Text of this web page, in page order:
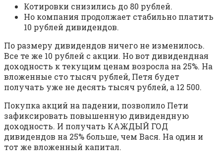
Котировки снизились до 80 рублей.
Но компания продолжает стабильно платить
10 рублей дивидендов.
По размеру дивидендов ничего не изменилось.
Все те же 10 рублей с акции. Но вот дивидендная
доходность к текущим ценам возросла на 25%. На
вложенные сто тысяч рублей, Петя будет
получать уже не десять тысяч рублей, а 12 500.
Покупка акций на падении, позволило Пети
зафиксировать повышенную дивидендную
доходность. И получать КАЖДЫЙ ГОД
дивидендов на 25% больше, чем Вася. На один и
тот же вложенный капитал.